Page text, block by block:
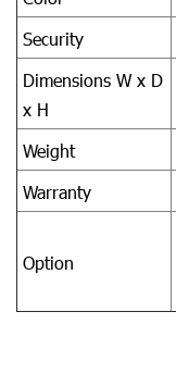
Security
Dimensions W x D
x H
Weight
Warranty
Option